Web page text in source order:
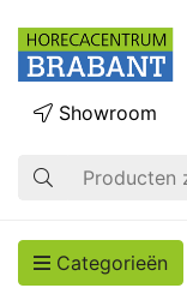
Zoek op
Showroom
Categorieën